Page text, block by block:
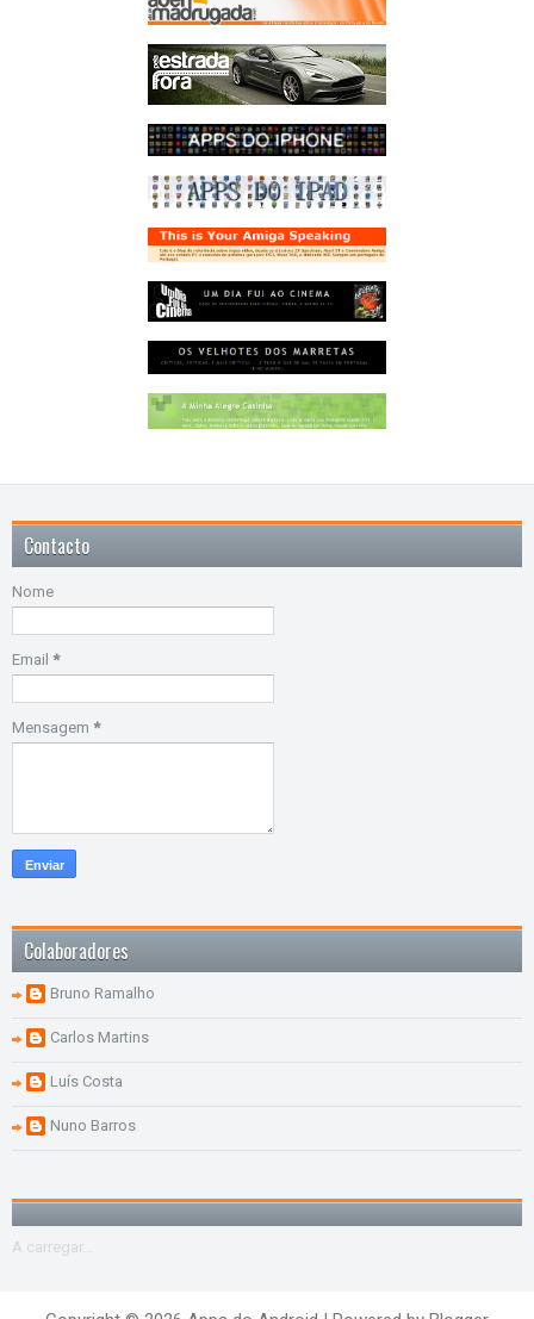
Contacto
Nome
Email *
Mensagem *
Colaboradores
Bruno Ramalho
Carlos Martins
Luís Costa
Nuno Barros
A carregar...